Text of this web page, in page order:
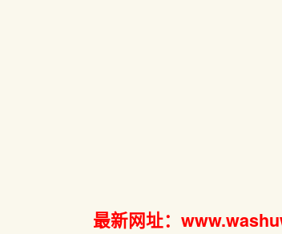
最新网址：